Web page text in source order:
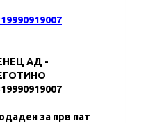
АД -
за прв пат